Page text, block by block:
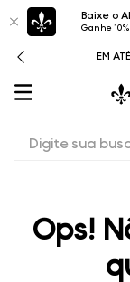
Baixe o
Ganhe 10%
EM
Ops!